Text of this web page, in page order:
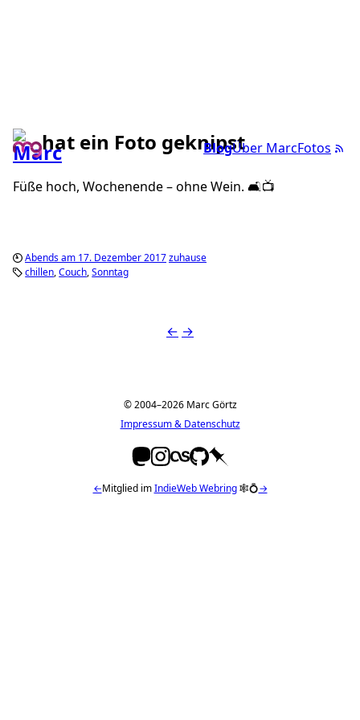
BlogÜber MarcFotos
hat ein Foto geknipst
Füße hoch, Wochenende – ohne Wein. 🛋📺
Abends am 17. Dezember 2017zuhause
chillen Couch Sonntag
← →
© 2004–2026 Marc Görtz
Impressum & Datenschutz
←Mitglied imIndieWeb Webring🕸💍→